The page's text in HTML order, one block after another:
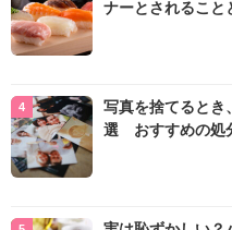
ナーとされること
写真を捨てるとき
選 おすすめの処